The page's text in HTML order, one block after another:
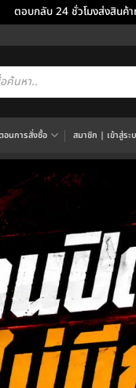
ตอบกลับ 24 ชั่วโมงส่งสินค้
อนการสั่งซื้อ สมาชิก | เข้าสู่ระ